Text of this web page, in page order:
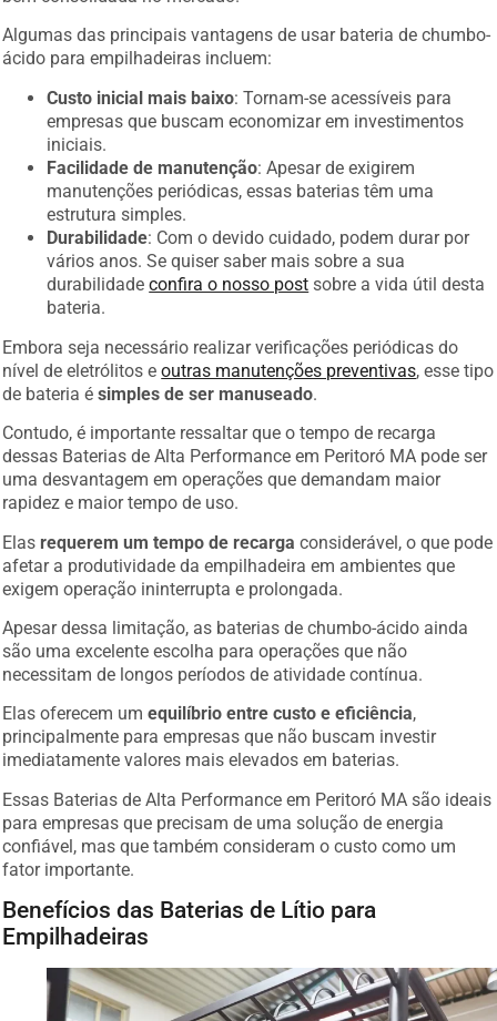
Algumas das principais vantagens de usar bateria de chumbo-
ácido para empilhadeiras incluem:
Custo inicial mais baixo: Tornam-se acessíveis para
empresas que buscam economizar em investimentos
iniciais.
Facilidade de manutenção: Apesar de exigirem
manutenções periódicas, essas baterias têm uma
estrutura simples.
Durabilidade: Com o devido cuidado, podem durar por
vários anos. Se quiser saber mais sobre a sua
durabilidade confira o nosso post sobre a vida útil desta
bateria.
Embora seja necessário realizar verificações periódicas do
nível de eletrólitos e outras manutenções preventivas , esse tipo
de bateria é simples de ser manuseado.
Contudo, é importante ressaltar que o tempo de recarga
dessas Baterias de Alta Performance em Peritoró MA pode ser
uma desvantagem em operações que demandam maior
rapidez e maior tempo de uso.
Elas
requerem um tempo de recarga
considerável, o que pode
afetar a produtividade da empilhadeira em ambientes que
exigem operação ininterrupta e prolongada.
Apesar dessa limitação, as baterias de chumbo-ácido ainda
são uma excelente escolha para operações que não
necessitam de longos períodos de atividade contínua.
Elas oferecem um equilíbrio entre custo e eficiência
principalmente para empresas que não buscam investir
imediatamente valores mais elevados em baterias.
Essas Baterias de Alta Performance em Peritoró MA são ideais
para empresas que precisam de uma solução de energia
confiável, mas que também consideram o custo como um
fator importante.
Benefícios das Baterias de Lítio para
Empilhadeiras